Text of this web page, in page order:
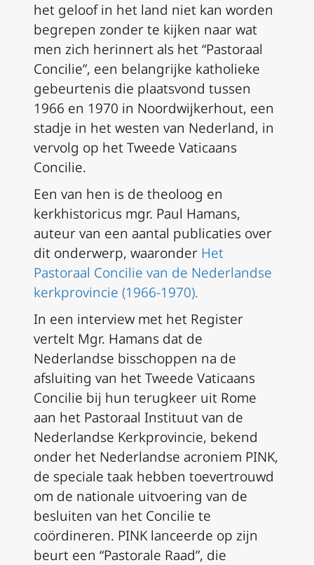
het geloof in het land niet kan worden
begrepen zonder te kijken naar wat
men zich herinnert als het “Pastoraal
Concilie”, een belangrijke katholieke
gebeurtenis die plaatsvond tussen
1966 en 1970 in Noordwijkerhout, een
stadje in het westen van Nederland, in
vervolg op het Tweede Vaticaans
Concilie.
Een van hen is de theoloog en
kerkhistoricus mgr. Paul Hamans,
auteur van een aantal publicaties over
dit onderwerp, waaronder Het
Pastoraal Concilie van de Nederlandse
kerkprovincie (1966-1970).
In een interview met het Register
vertelt Mgr. Hamans dat de
Nederlandse bisschoppen na de
afsluiting van het Tweede Vaticaans
Concilie bij hun terugkeer uit Rome
aan het Pastoraal Instituut van de
Nederlandse Kerkprovincie, bekend
onder het Nederlandse acroniem PINK,
de speciale taak hebben toevertrouwd
om de nationale uitvoering van de
besluiten van het Concilie te
coördineren. PINK lanceerde op zijn
beurt een “Pastorale Raad”, die